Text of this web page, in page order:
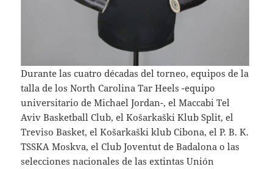
Durante las cuatro décadas del torneo, equipos de la
talla de los North Carolina Tar Heels -equipo
universitario de Michael Jordan-, el Maccabi Tel
Aviv Basketball Club, el Košarkaški Klub Split, el
Treviso Basket, el Košarkaški klub Cibona, el P. B. K.
TSSKA Moskva, el Club Joventut de Badalona o las
selecciones nacionales de las extintas Unión